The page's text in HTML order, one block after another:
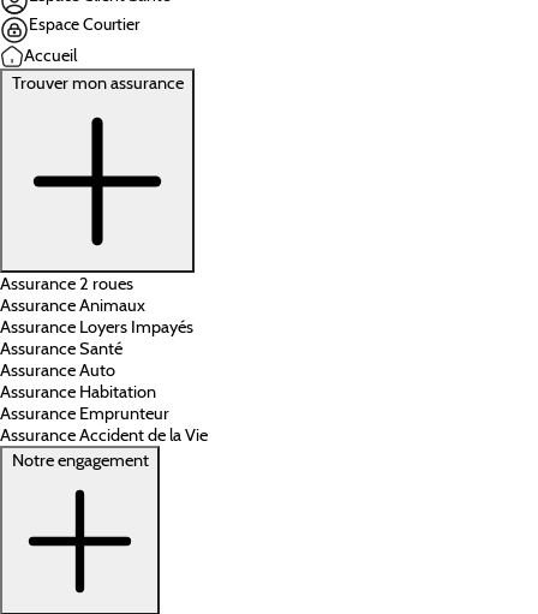
Espace Courtier
Accueil
Trouver mon assurance
Assurance 2 roues
Assurance Animaux
Assurance Loyers Impayés
Assurance Santé
Assurance Auto
Assurance Habitation
Assurance Emprunteur
Assurance Accident de la Vie
Notre engagement